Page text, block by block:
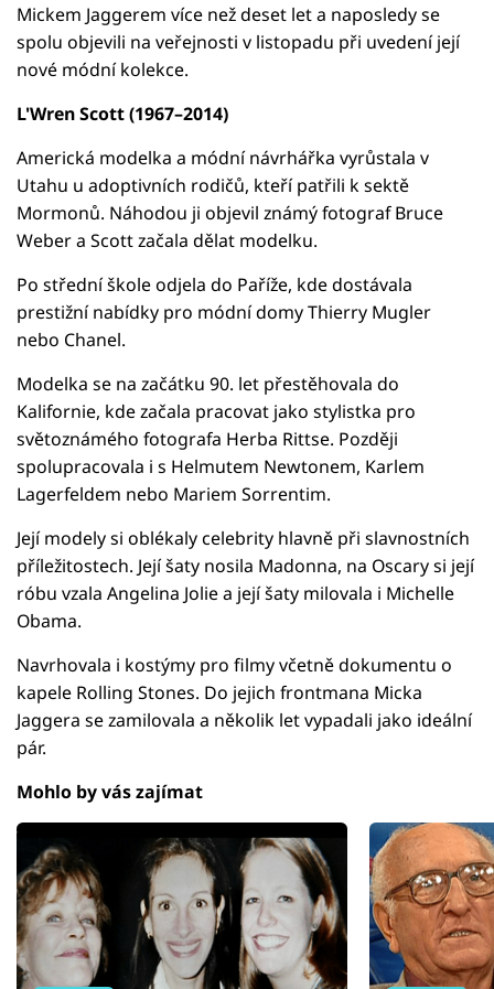
Mickem Jaggerem více než deset let a naposledy se
spolu objevili na veřejnosti v listopadu při uvedení její
nové módní kolekce.
L'Wren Scott (1967–2014)
Americká modelka a módní návrhářka vyrůstala v
Utahu u adoptivních rodičů, kteří patřili k sektě
Mormonů. Náhodou ji objevil známý fotograf Bruce
Weber a Scott začala dělat modelku.
Po střední škole odjela do Paříže, kde dostávala
prestižní nabídky pro módní domy Thierry Mugler
nebo Chanel.
Modelka se na začátku 90. let přestěhovala do
Kalifornie, kde začala pracovat jako stylistka pro
světoznámého fotografa Herba Rittse. Později
spolupracovala i s Helmutem Newtonem, Karlem
Lagerfeldem nebo Mariem Sorrentim.
Její modely si oblékaly celebrity hlavně při slavnostních
příležitostech. Její šaty nosila Madonna, na Oscary si její
róbu vzala Angelina Jolie a její šaty milovala i Michelle
Obama.
Navrhovala i kostýmy pro filmy včetně dokumentu o
kapele Rolling Stones. Do jejich frontmana Micka
Jaggera se zamilovala a několik let vypadali jako ideální
pár.
Mohlo by vás zajímat